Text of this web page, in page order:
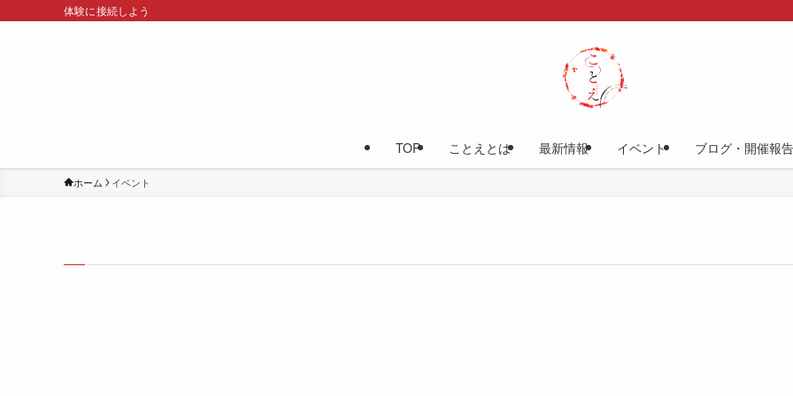
体験に接続しよう
TOP ことえとは 最新情報 イベント ブログ・開催報告
ホーム イベント